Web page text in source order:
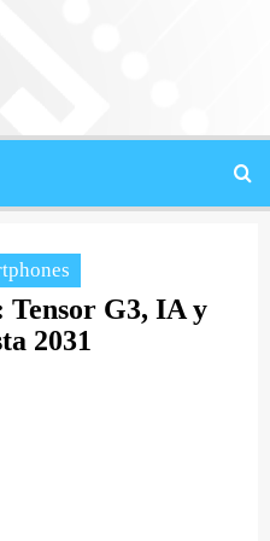
Tensor G3, IA y
2031